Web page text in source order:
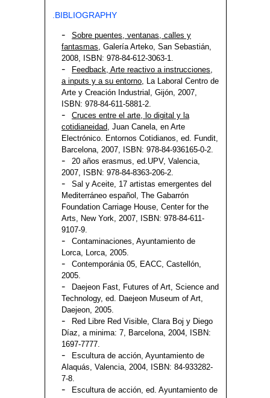
.BIBLIOGRAPHY
Sobre puentes, ventanas, calles y
fantasmas , Galería Arteko, San Sebastián,
2008, ISBN: 978-84-612-3063-1.
Feedback, Arte reactivo a instrucciones,
a inputs y a su entorno , La Laboral Centro de
Arte y Creación Industrial, Gijón, 2007,
ISBN: 978-84-611-5881-2.
Cruces entre el arte, lo digital y la
cotidianeidad , Juan Canela, en Arte
Electrónico. Entornos Cotidianos, ed. Fundit,
Barcelona, 2007, ISBN: 978-84-936165-0-2.
20 años erasmus, ed.UPV, Valencia,
2007, ISBN: 978-84-8363-206-2.
Sal y Aceite, 17 artistas emergentes del
Mediterráneo español, The Gabarrón
Foundation Carriage House, Center for the
Arts, New York, 2007, ISBN: 978-84-611-
9107-9.
Contaminaciones, Ayuntamiento de
Lorca, Lorca, 2005.
Contemporánia 05, EACC, Castellón,
2005.
Daejeon Fast, Futures of Art, Science and
Technology, ed. Daejeon Museum of Art,
Daejeon, 2005.
Red Libre Red Visible, Clara Boj y Diego
Díaz, a minima: 7, Barcelona, 2004, ISBN:
1697-7777.
Escultura de acción, Ayuntamiento de
Alaquás, Valencia, 2004, ISBN: 84-933282-
7-8.
Escultura de acción, ed. Ayuntamiento de